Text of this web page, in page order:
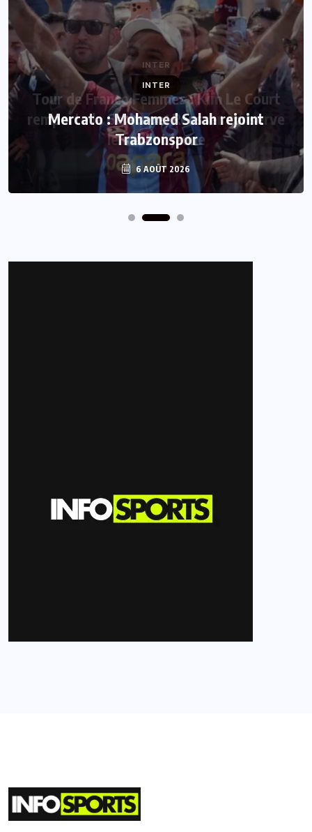
INTER
Mercato : Mohamed Salah rejoint
Trabzonspor
6 AOÛT 2026